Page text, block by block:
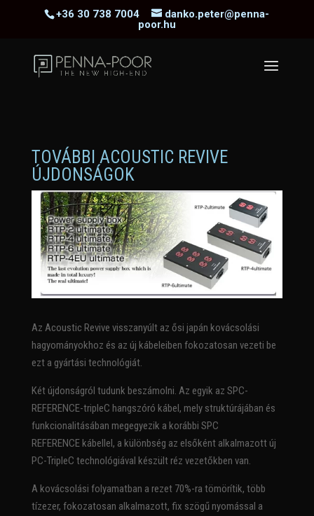
+36 30 738 7004
danko.peter@penna-
poor.hu
TOVÁBBI ACOUSTIC REVIVE
ÚJDONSÁGOK
Az Acoustic Revive visszanyúlt az ősi japán kovácsolási
hagyományokhoz és az új kábeleiben fokozatosan vezeti be
ezt a gyártási technológiát.
Két újdonságról tudunk beszámolni. Az egyik az SPC-
REFERENCE-tripleC hangszóró kábel, mely struktúrájában és
funkcionalitásában megegyezik a korábbi SPC
REFERENCE kábellel, a különbség az elsőként alkalmazott új
PC-TripleC technológiával készült réz vezetőkben van.
A kovácsolási folyamatban a rezet 70%-ra tömörítik, több
tízezer, fokozatosan alkalmazott, fix szögű nyomással a